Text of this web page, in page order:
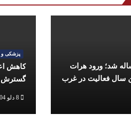
تایمز ۱۱ ساله شد؛ ورود هرات
سال فعالیت در غرب
پزشکی و
کاهش
گسترش
8 دلو 1404